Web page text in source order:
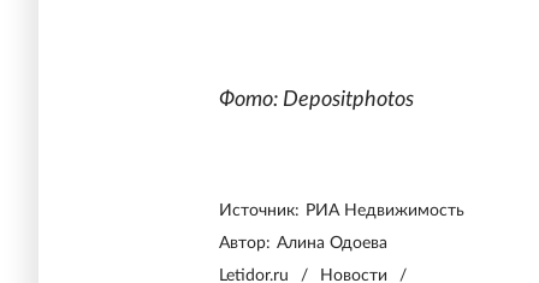
Фото: Depositphotos
Источник: РИА Недвижимость
Автор: Алина Одоева
Letidor.ru
/ Новости
/